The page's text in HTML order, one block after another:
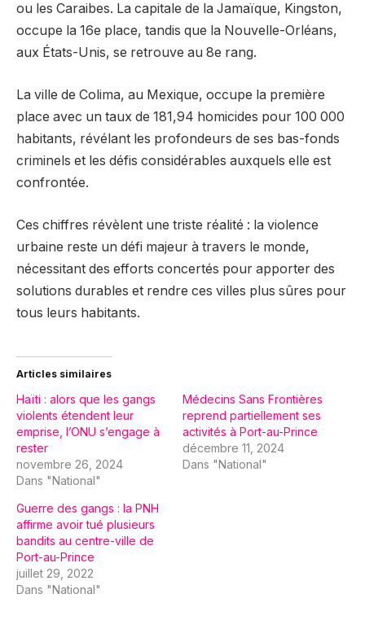
ou les Caraibes. La capitale de la Jamaïque, Kingston,
occupe la 16e place, tandis que la Nouvelle-Orléans,
aux États-Unis, se retrouve au 8e rang.
La ville de Colima, au Mexique, occupe la première
place avec un taux de 181,94 homicides pour 100 000
habitants, révélant les profondeurs de ses bas-fonds
criminels et les défis considérables auxquels elle est
confrontée.
Ces chiffres révèlent une triste réalité : la violence
urbaine reste un défi majeur à travers le monde,
nécessitant des efforts concertés pour apporter des
solutions durables et rendre ces villes plus sûres pour
tous leurs habitants.
Articles similaires
Haïti : alors que les gangs
violents étendent leur
emprise, l’ONU s’engage à
rester
novembre 26, 2024
Dans "National"
Médecins Sans Frontières
reprend partiellement ses
activités à Port-au-Prince
décembre 11, 2024
Dans "National"
Guerre des gangs : la PNH
affirme avoir tué plusieurs
bandits au centre-ville de
Port-au-Prince
juillet 29, 2022
Dans "National"